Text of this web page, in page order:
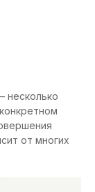
несколько
от многих